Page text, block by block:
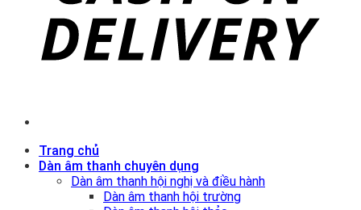
Trang chủ
Dàn âm thanh chuyên dụng
Dàn âm thanh hội nghị và điều hành
Dàn âm thanh hội trường